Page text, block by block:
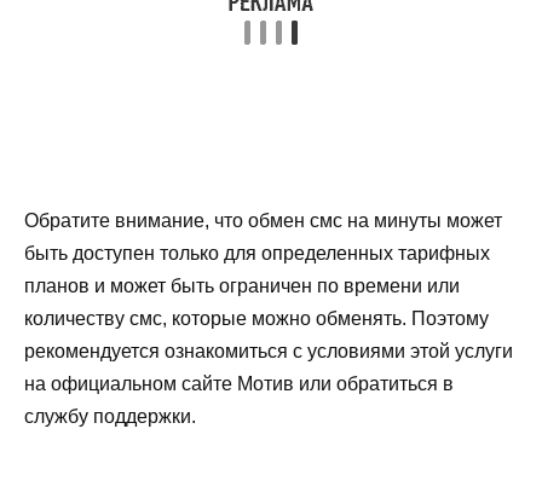
Обратите внимание, что обмен смс на минуты может
быть доступен только для определенных тарифных
планов и может быть ограничен по времени или
количеству смс, которые можно обменять. Поэтому
рекомендуется ознакомиться с условиями этой услуги
на официальном сайте Мотив или обратиться в
службу поддержки.